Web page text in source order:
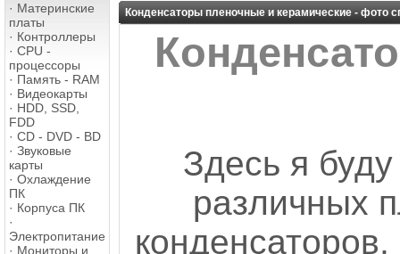
· Материнские
платы
· Контроллеры
· CPU -
процессоры
· Память - RAM
· Видеокарты
· HDD, SSD,
FDD
· CD - DVD - BD
· Звуковые
карты
· Охлаждение
ПК
· Корпуса ПК
·
Электропитание
· Мониторы и
Конденсаторы пленочные и керамические - фото
Здесь я
различных